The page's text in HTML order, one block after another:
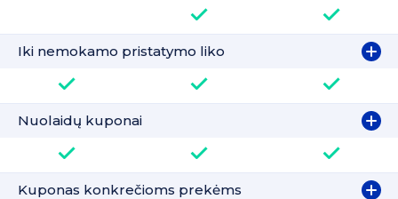
Iki nemokamo pristatymo liko
Nuolaidų kuponai
Kuponas konkrečioms prekėms